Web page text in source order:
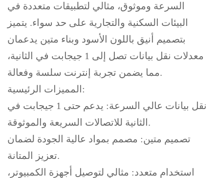
السرعة وموثوق، مثالي لتطبيقات متعددة في
البيئات السكنية والتجارية على حد سواء. يتميز
بتصميم أنيق باللون الأسود وبناء متين يدعمان
معدلات نقل بيانات تصل إلى 1 جيجابت في الثانية،
مما يضمن تجربة إنترنت سلسة وفعالة.
المميزات الرئيسية:
نقل بيانات عالي السرعة: يدعم حتى 1 جيجابت في
الثانية للاتصالات السريعة والموثوقة.
تصميم متين: مصمم بمواد عالية الجودة لضمان
تعزيز المتانة.
استخدام متعدد: مثالي لتوصيل أجهزة الكمبيوتر،